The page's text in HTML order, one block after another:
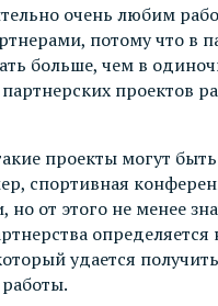
очень любим
потому что в
больше, чем в
проектов
проекты могут
спортивная
но от этого не менее
удается